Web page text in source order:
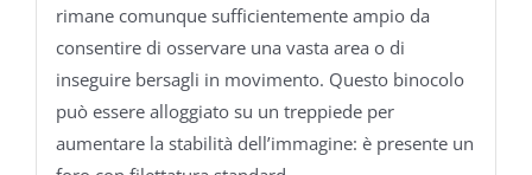
rimane comunque sufficientemente ampio da
consentire di osservare una vasta area o di
inseguire bersagli in movimento. Questo binocolo
può essere alloggiato su un treppiede per
aumentare la stabilità dell’immagine: è presente un